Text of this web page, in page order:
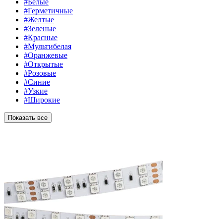
#Белые
#Герметичные
#Желтые
#Зеленые
#Красные
#Мультибелая
#Оранжевые
#Открытые
#Розовые
#Синие
#Узкие
#Широкие
Показать все